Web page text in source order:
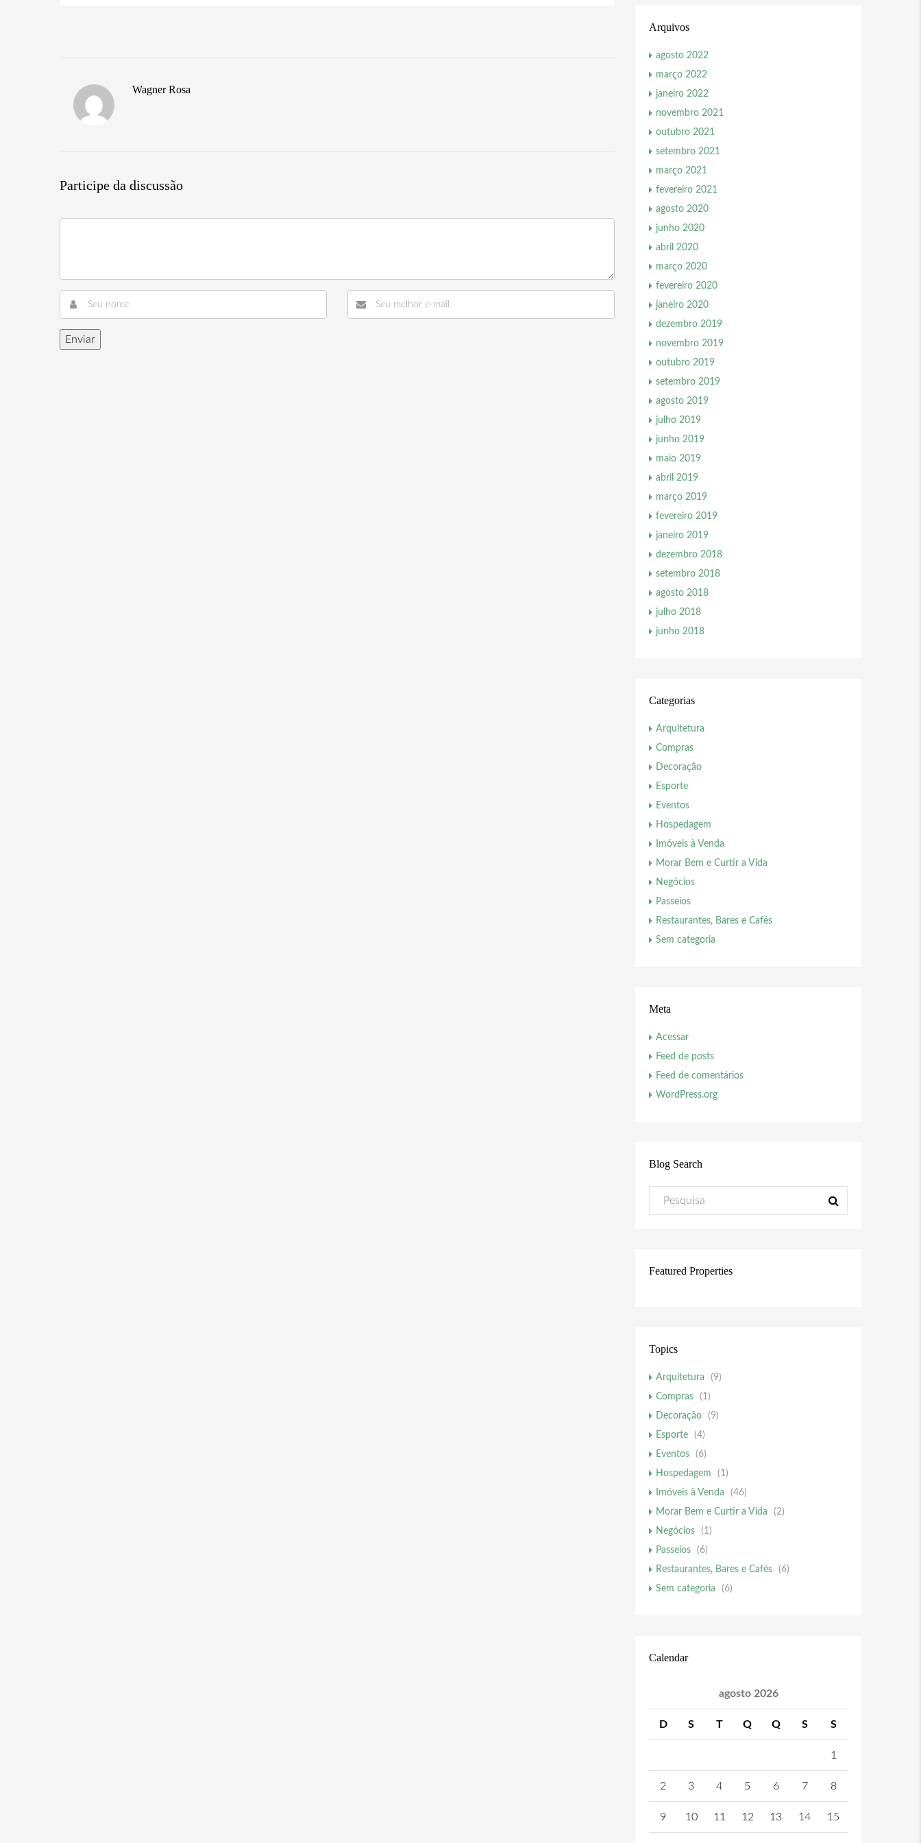
Wagner Rosa
Participe da discussão
Arquivos
agosto 2022
março 2022
janeiro 2022
novembro 2021
outubro 2021
setembro 2021
março 2021
fevereiro 2021
agosto 2020
junho 2020
abril 2020
março 2020
fevereiro 2020
janeiro 2020
dezembro 2019
novembro 2019
outubro 2019
setembro 2019
agosto 2019
julho 2019
junho 2019
maio 2019
abril 2019
março 2019
fevereiro 2019
janeiro 2019
dezembro 2018
setembro 2018
agosto 2018
julho 2018
junho 2018
Categorias
Arquitetura
Compras
Decoração
Esporte
Eventos
Hospedagem
Imóveis à Venda
Morar Bem e Curtir a Vida
Negócios
Passeios
Restaurantes, Bares e Cafés
Sem categoria
Meta
Acessar
Feed de posts
Feed de comentários
WordPress.org
Blog Search
Featured Properties
Topics
Arquitetura
(9)
Compras
(1)
Decoração
(9)
Esporte
(4)
Eventos
(6)
Hospedagem
(1)
Imóveis à Venda
(46)
Morar Bem e Curtir a Vida
(2)
Negócios
(1)
Passeios
(6)
Restaurantes, Bares e Cafés
(6)
Sem categoria
(6)
Calendar
agosto 2026
D S T Q Q S S
1
2 3 4 5 6 7 8
9 10 11 12 13 14 15